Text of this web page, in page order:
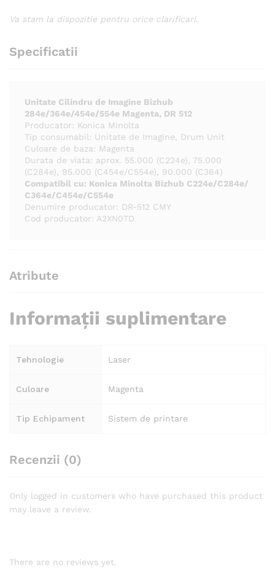
Va stam la dispozitie pentru orice clarificari.
Specificatii
Unitate Cilindru de Imagine Bizhub
284e/364e/454e/554e Magenta, DR 512
Producator: Konica Minolta
Tip consumabil: Unitate de Imagine, Drum Unit
Culoare de baza: Magenta
Durata de viata: aprox. 55.000 (C224e), 75.000
(C284e), 95.000 (C454e/C554e), 90.000 (C364)
Compatibil cu: Konica Minolta Bizhub C224e/C284e/
C364e/C454e/C554e
Denumire producator: DR-512 CMY
Cod producator: A2XN0TD
Atribute
Informații suplimentare
Tehnologie Laser
Culoare Magenta
Tip Echipament Sistem de printare
Recenzii (0)
Only logged in customers who have purchased this product
may leave a review.
There are no reviews yet.